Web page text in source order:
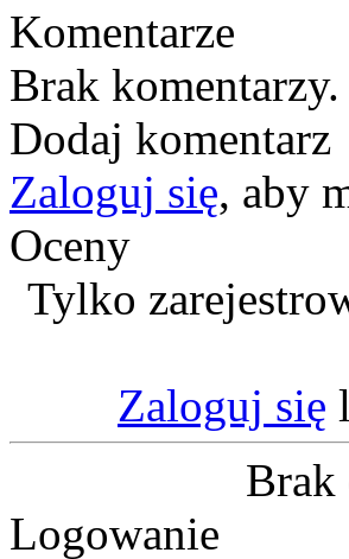
Komentarze
Brak
Dodaj komentarz
Zaloguj się, aby
Oceny
Tylko
Zaloguj się
Brak
Logowanie